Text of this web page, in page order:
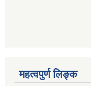
महत्वपुर्ण लिङ्क